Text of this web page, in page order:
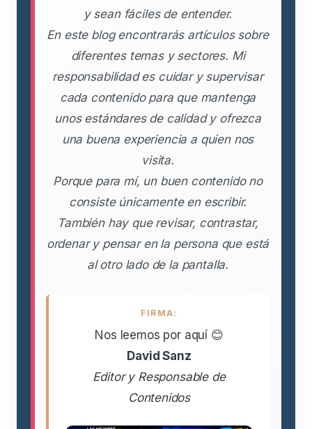
y sean fáciles de entender.
En este blog encontrarás artículos sobre
diferentes temas y sectores. Mi
responsabilidad es cuidar y supervisar
cada contenido para que mantenga
unos estándares de calidad y ofrezca
una buena experiencia a quien nos
visita.
Porque para mí, un buen contenido no
consiste únicamente en escribir.
También hay que revisar, contrastar,
ordenar y pensar en la persona que está
al otro lado de la pantalla.
FIRMA:
Nos leemos por aquí 😊
David Sanz
Editor y Responsable de
Contenidos